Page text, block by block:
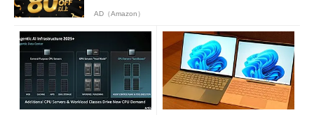
AD（Amazon）